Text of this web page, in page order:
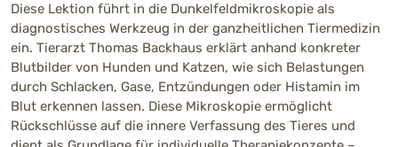
Diese Lektion führt in die Dunkelfeldmikroskopie als
diagnostisches Werkzeug in der ganzheitlichen Tiermedizin
ein. Tierarzt Thomas Backhaus erklärt anhand konkreter
Blutbilder von Hunden und Katzen, wie sich Belastungen
durch Schlacken, Gase, Entzündungen oder Histamin im
Blut erkennen lassen. Diese Mikroskopie ermöglicht
Rückschlüsse auf die innere Verfassung des Tieres und